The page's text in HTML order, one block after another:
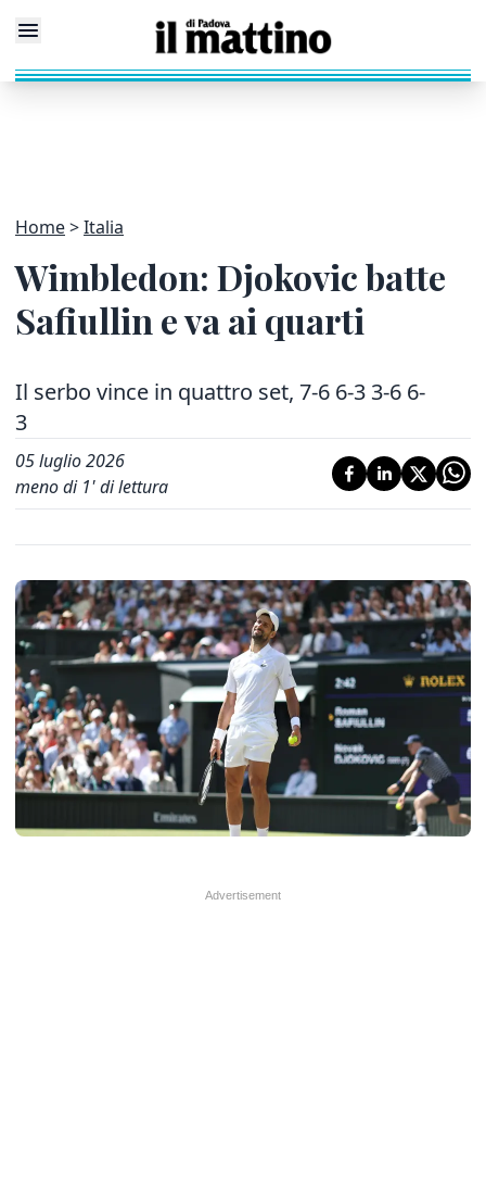
Home Italia
Wimbledon: Djokovic batte
Safiullin e va ai quarti
Il serbo vince in quattro set, 7-6 6-3 3-6 6-
3
05 luglio 2026
meno di 1' di lettura